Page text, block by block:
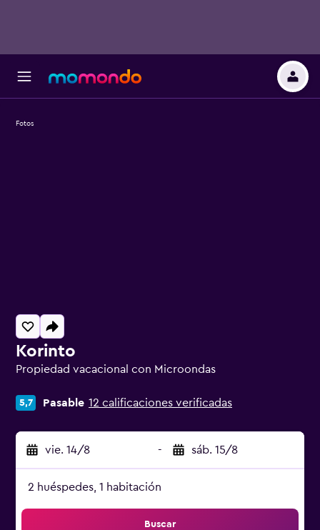
Korinto
Propiedad vacacional con Microondas
5,7 Pasable 12 calificaciones verificadas
vie. 14/8 - sáb. 15/8
2 huéspedes, 1 habitación
Buscar
Fotos